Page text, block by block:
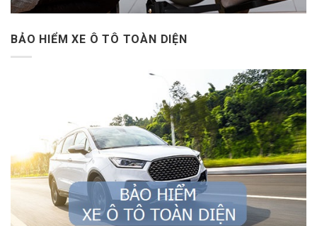
BẢO HIỂM XE Ô TÔ TOÀN DIỆN